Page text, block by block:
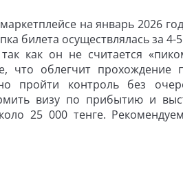
на январь 2026
билета осуществлялась за
как он не считается
что облегчит прохождение
пройти контроль без
визу по прибытию и
25 000 тенге.